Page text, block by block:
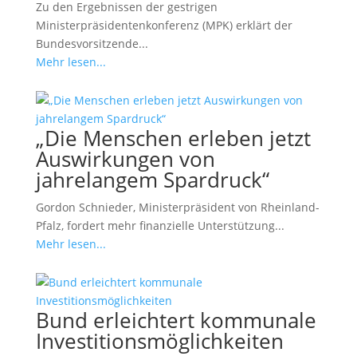
Zu den Ergebnissen der gestrigen
Ministerpräsidentenkonferenz (MPK) erklärt der
Bundesvorsitzende...
Mehr lesen...
„Die Menschen erleben jetzt
Auswirkungen von
jahrelangem Spardruck“
Gordon Schnieder, Ministerpräsident von Rheinland-
Pfalz, fordert mehr finanzielle Unterstützung...
Mehr lesen...
Bund erleichtert kommunale
Investitionsmöglichkeiten